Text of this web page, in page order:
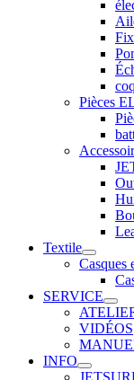
Pièces
Textile
Casques
SERVICE
VIDÉOS
INFO